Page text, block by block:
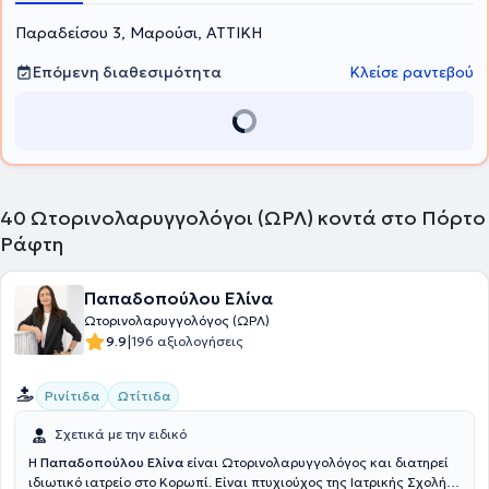
Ωτορινολαρυγγολόγος, Νευροωτολόγος, Χειρουργός Κεφαλής και
Παραδείσου 3, Μαρούσι, ΑΤΤΙΚΗ
Επόμενη διαθεσιμότητα
Κλείσε ραντεβού
40 Ωτορινολαρυγγολόγοι (ΩΡΛ) κοντά στο Πόρτο
Ράφτη
Παπαδοπούλου Ελίνα
Ωτορινολαρυγγολόγος (ΩΡΛ)
9.9|196 αξιολογήσεις
Ρινίτιδα Ωτίτιδα
Σχετικά με την ειδικό
Η Παπαδοπούλου Ελίνα είναι Ωτορινολαρυγγολόγος και διατηρεί
ιδιωτικό ιατρείο στο Κορωπί. Είναι πτυχιούχος της Ιατρικής Σχολής